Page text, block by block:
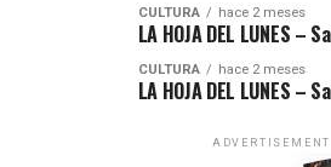
CULTURA hace 2 meses
LA HOJA DEL LUNES –
CULTURA hace 2 meses
LA HOJA DEL LUNES –
ADVERTISEMENT